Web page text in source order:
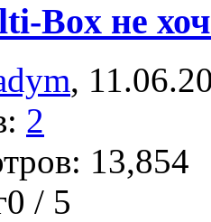
Box не
,
2
13,854
/ 5